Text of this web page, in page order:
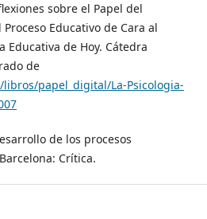
sobre el Papel del
Educativo de Cara al
Educativa de Hoy. Cátedra
de
papel_digital/La-Psicologia-
de los procesos
Crítica.